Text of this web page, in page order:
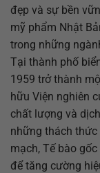
đẹp và sự bền
mỹ phẩm Nhật
trong những
Tại thành phố
1959 trở thành
hữu Viện nghiên
chất lượng và
những thách thức
mạch, Tế bào
để tăng cường